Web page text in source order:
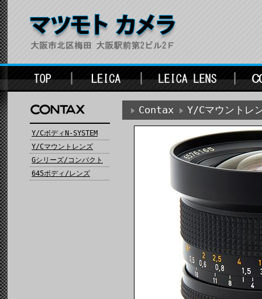
Y/CボディN-SYSTEM
Y/Cマウントレンズ
Gシリーズ/コンパクト
645ボディ/レンズ
Contax Y/Cマウントレ